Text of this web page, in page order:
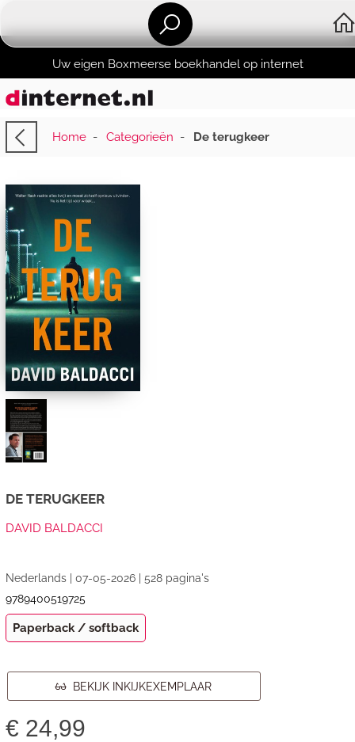
Uw eigen Boxmeerse boekhandel op internet
Home- Categorieën - De terugkeer
DE TERUGKEER
DAVID BALDACCI
Nederlands | 07-05-2026 | 528 pagina's
9789400519725
Paperback / softback
BEKIJK INKIJKEXEMPLAAR
€ 24,99